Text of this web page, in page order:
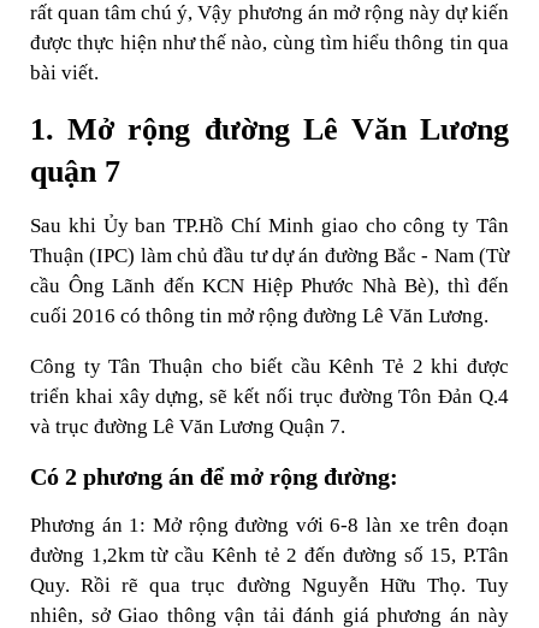
rất quan tâm chú ý, Vậy phương án mở rộng này dự kiến
được thực hiện như thế nào, cùng tìm hiểu thông tin qua
bài viết.
1. Mở rộng đường Lê Văn Lương
quận 7
Sau khi Ủy ban TP.Hồ Chí Minh giao cho công ty Tân
Thuận (IPC) làm chủ đầu tư dự án đường Bắc - Nam (Từ
cầu Ông Lãnh đến KCN Hiệp Phước Nhà Bè), thì đến
cuối 2016 có thông tin mở rộng đường Lê Văn Lương.
Công ty Tân Thuận cho biết cầu Kênh Tẻ 2 khi được
triển khai xây dựng, sẽ kết nối trục đường Tôn Đản Q.4
và trục đường Lê Văn Lương Quận 7.
Có 2 phương án để mở rộng đường:
Phương án 1: Mở rộng đường với 6-8 làn xe trên đoạn
đường 1,2km từ cầu Kênh tẻ 2 đến đường số 15, P.Tân
Quy. Rồi rẽ qua trục đường Nguyễn Hữu Thọ. Tuy
nhiên, sở Giao thông vận tải đánh giá phương án này